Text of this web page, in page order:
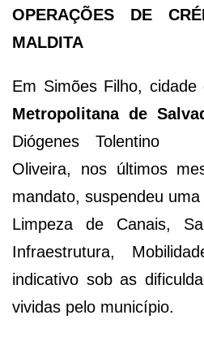
OPERAÇÕES DE
MALDITA
Em Simões Filho, cidade
Metropolitana de
Diógenes Tolentino
Oliveira, nos últimos
mandato, suspendeu
Limpeza de Canais,
Infraestrutura,
indicativo sob as
vividas pelo município.